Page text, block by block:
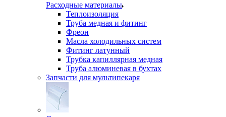
Расходные материалы
Теплоизоляция
Труба медная и фитинг
Фреон
Масла холодильных систем
Фитинг латунный
Трубка капиллярная медная
Труба алюминевая в бухтах
Запчасти для мультипекаря